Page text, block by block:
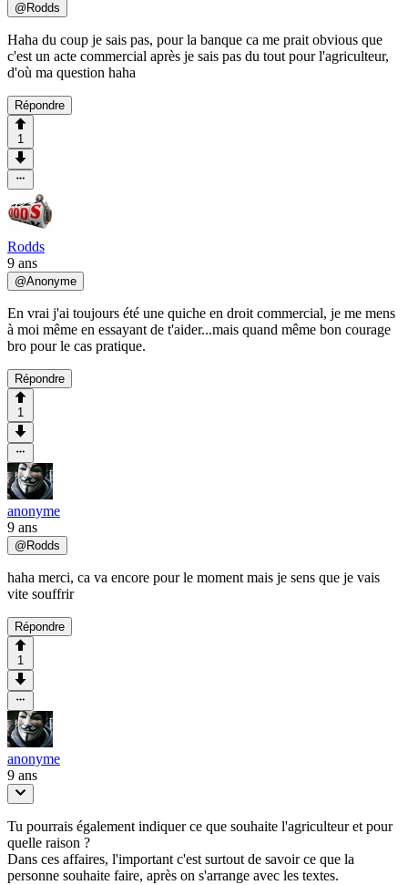
@ Rodds
Haha du coup je sais pas, pour la banque ca me prait obvious que
c'est un acte commercial après je sais pas du tout pour l'agriculteur,
d'où ma question haha
Répondre
1
Rodds
9 ans
@Anonyme
En vrai j'ai toujours été une quiche en droit commercial, je me mens
à moi même en essayant de t'aider...mais quand même bon courage
bro pour le cas pratique.
Répondre
1
anonyme
9 ans
@ Rodds
haha merci, ca va encore pour le moment mais je sens que je vais
vite souffrir
Répondre
1
anonyme
9 ans
Tu pourrais également indiquer ce que souhaite l'agriculteur et pour
quelle raison ?
Dans ces affaires, l'important c'est surtout de savoir ce que la
personne souhaite faire, après on s'arrange avec les textes.